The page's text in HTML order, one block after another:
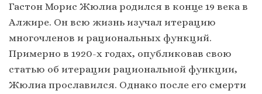
Гастон Морис Жюлиа родился в конце 19 века в
Алжире. Он всю жизнь изучал итерацию
многочленов и рациональных функций.
Примерно в 1920-х годах, опубликовав свою
статью об итерации рациональной функции,
Жюлиа прославился. Однако после его смерти